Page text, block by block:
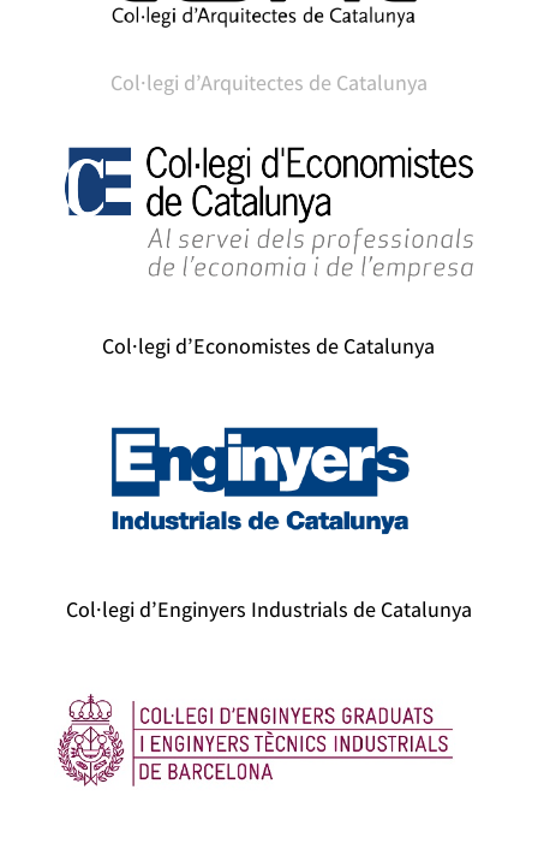
Col·legi d’Arquitectes de Catalunya
Col·legi d’Economistes de Catalunya
Col·legi d’Enginyers Industrials de Catalunya